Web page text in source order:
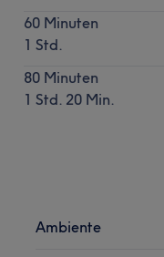
60 Minuten
1 Std.
80 Minuten
1 Std. 20 Min.
Ambiente